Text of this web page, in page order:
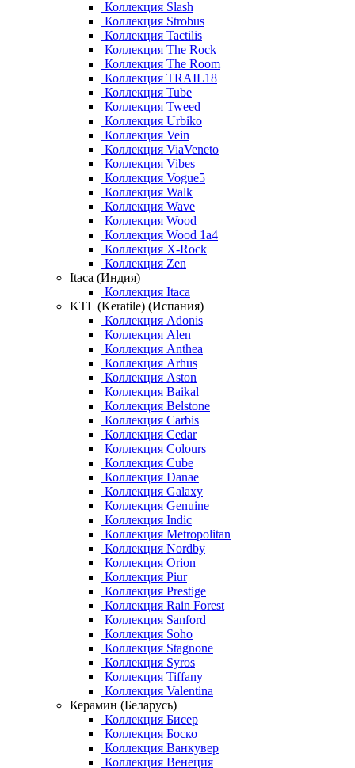
Коллекция Slash
Коллекция Strobus
Коллекция Tactilis
Коллекция The Rock
Коллекция The Room
Коллекция TRAIL18
Коллекция Tube
Коллекция Tweed
Коллекция Urbiko
Коллекция Vein
Коллекция ViaVeneto
Коллекция Vibes
Коллекция Vogue5
Коллекция Walk
Коллекция Wave
Коллекция Wood
Коллекция Wood 1a4
Коллекция X-Rock
Коллекция Zen
Itaca (Индия)
Коллекция Itaca
KTL (Keratile) (Испания)
Коллекция Adonis
Коллекция Alen
Коллекция Anthea
Коллекция Arhus
Коллекция Aston
Коллекция Baikal
Коллекция Belstone
Коллекция Carbis
Коллекция Cedar
Коллекция Colours
Коллекция Cube
Коллекция Danae
Коллекция Galaxy
Коллекция Genuine
Коллекция Indic
Коллекция Metropolitan
Коллекция Nordby
Коллекция Orion
Коллекция Piur
Коллекция Prestige
Коллекция Rain Forest
Коллекция Sanford
Коллекция Soho
Коллекция Stagnone
Коллекция Syros
Коллекция Tiffany
Коллекция Valentina
Керамин (Беларусь)
Коллекция Бисер
Коллекция Боско
Коллекция Ванкувер
Коллекция Венеция